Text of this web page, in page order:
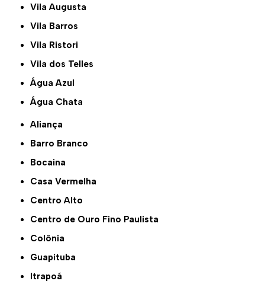
Vila Augusta
Vila Barros
Vila Ristori
Vila dos Telles
Água Azul
Água Chata
Aliança
Barro Branco
Bocaina
Casa Vermelha
Centro Alto
Centro de Ouro Fino Paulista
Colônia
Guapituba
Itrapoá